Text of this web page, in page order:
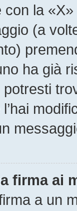
con la
(a
ha già
firma ai
a un